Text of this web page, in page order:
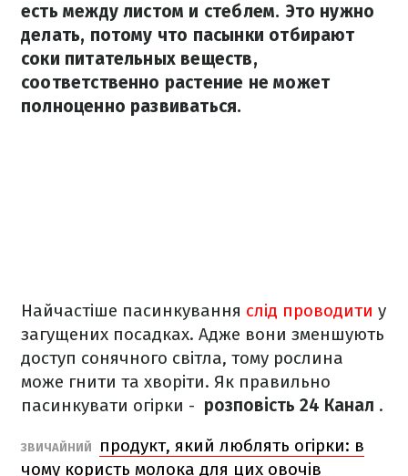
есть между листом и стеблем. Это нужно
делать, потому что пасынки отбирают
соки питательных веществ,
соответственно растение не может
полноценно развиваться.
Найчастіше пасинкування слід проводити у
загущених посадках. Адже вони зменшують
доступ сонячного світла, тому рослина
може гнити та хворіти. Як правильно
пасинкувати огірки - розповість 24 Канал .
ЗВИЧАЙНИЙ
продукт, який люблять огірки: в
чому користь молока для цих овочів